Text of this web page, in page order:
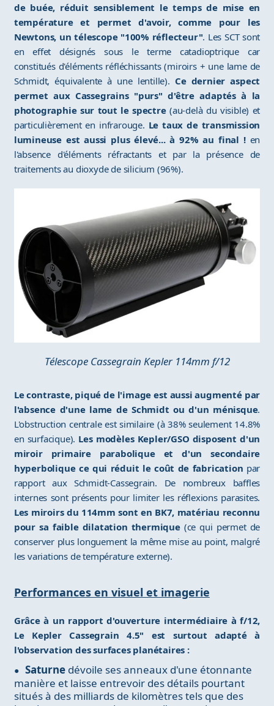
de buée, réduit sensiblement le temps de mise en
température et permet d'avoir, comme pour les
Newtons, un télescope "100% réflecteur". Les SCT sont
en effet désignés sous le terme catadioptrique car
constitués d'éléments réfléchissants (miroirs + une lame de
Schmidt, équivalente à une lentille). Ce dernier aspect
permet aux Cassegrains "purs" d'être adaptés à la
photographie sur tout le spectre(au-delà du visible) et
particulièrement en infrarouge. Le taux de transmission
lumineuse est aussi plus élevé... à 92% au final !en
l'absence d'éléments réfractants et par la présence de
traitements au dioxyde de silicium (96%).
Télescope Cassegrain Kepler 114mm f/12
Le contraste, piqué de l'image est aussi augmenté par
l'absence d'une lame de Schmidt ou d'un ménisque.
L'obstruction centrale est similaire (à 38% seulement 14.8%
en surfacique). Les modèles Kepler/GSO disposent d'un
miroir primaire parabolique et d'un secondaire
hyperbolique ce qui réduit le coût de fabrication par
rapport aux Schmidt-Cassegrain. De nombreux baffles
internes sont présents pour limiter les réflexions parasites.
Les miroirs du 114mm sont en BK7, matériau reconnu
pour sa faible dilatation thermique(ce qui permet de
conserver plus longuement la même mise au point, malgré
les variations de température externe).
Performances en visuel et imagerie
Grâce à un rapport d'ouverture intermédiaire à f/12,
Le Kepler Cassegrain 4.5" est surtout adapté à
l'observation des surfaces planétaires :
Saturnedévoile ses anneaux d'une étonnante
manière et laisse entrevoir des détails pourtant
situés à des milliards de kilomètres tels que des